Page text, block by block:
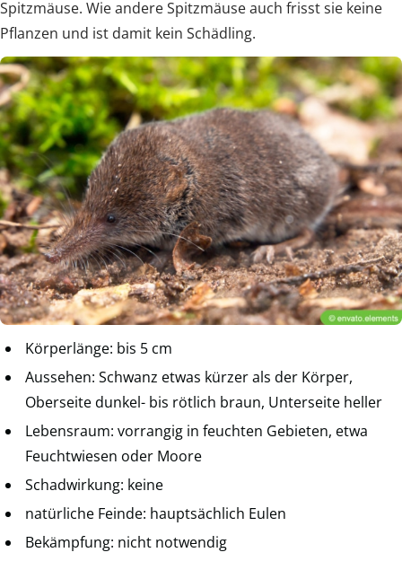
Spitzmäuse. Wie andere Spitzmäuse auch frisst sie keine
Pflanzen und ist damit kein Schädling.
Körperlänge: bis 5 cm
Aussehen: Schwanz etwas kürzer als der Körper,
Oberseite dunkel- bis rötlich braun, Unterseite heller
Lebensraum: vorrangig in feuchten Gebieten, etwa
Feuchtwiesen oder Moore
Schadwirkung: keine
natürliche Feinde: hauptsächlich Eulen
Bekämpfung: nicht notwendig